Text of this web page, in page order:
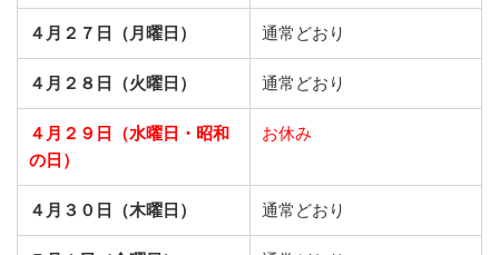
４月２７日（月曜日） 通常どおり
４月２８日（火曜日） 通常どおり
４月２９日（水曜日・昭和
の日）
お休み
４月３０日（木曜日） 通常どおり